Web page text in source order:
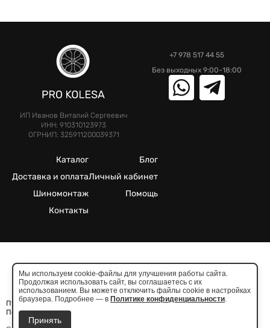
ИП Иванов Виталий Сергеевич
ИНН: 910310123973
ОГРНИП: 325911200039371
+7 978 517 44 55
Без выходных 9:00-18:00
Каталог
Доставка и оплата
Шиномонтаж
Контакты
Блог
Личный кабинет
Помощь
©2025. Все права защищены.
Meta признана экстремистcкой организацией в России
Публичная оферта
Политика конфиденциальности
Мы используем cookie-файлы для улучшения работы сайта.
Продолжая использовать сайт, вы соглашаетесь с их
использованием. Вы можете отключить файлы cookie в настройках
браузера. Подробнее — в Политике конфиденциальности.
Принять